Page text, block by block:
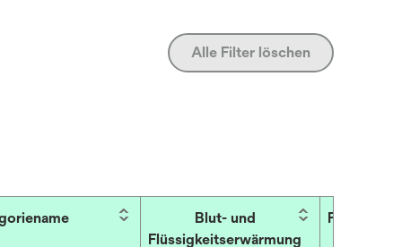
Alle Filter löschen
Blut- und
Flüssigkeitserwärmung